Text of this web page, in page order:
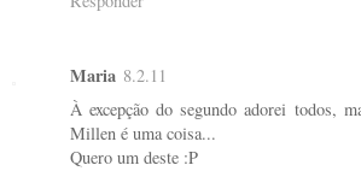
Maria 8.2.11
À excepção do segundo adorei todos,
Millen é uma coisa...
Quero um deste :P